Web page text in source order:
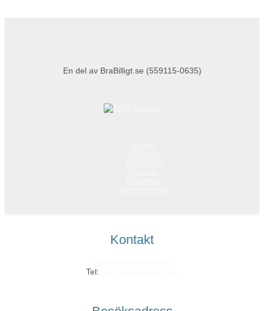
En del av BraBilligt.se (559115-0635)
Kontakt
Tel: